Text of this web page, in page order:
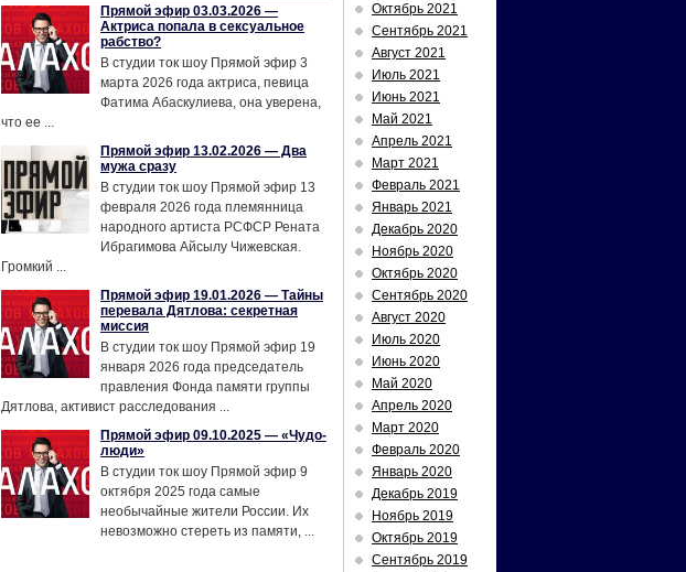
Прямой эфир 03.03.2026 —
Актриса попала в сексуальное
рабство?
В студии ток шоу Прямой эфир 3
марта 2026 года актриса, певица
Фатима Абаскулиева, она уверена,
что ее ...
Прямой эфир 13.02.2026 — Два
мужа сразу
В студии ток шоу Прямой эфир 13
февраля 2026 года племянница
народного артиста РСФСР Рената
Ибрагимова Айсылу Чижевская.
Громкий ...
Прямой эфир 19.01.2026 — Тайны
перевала Дятлова: секретная
миссия
В студии ток шоу Прямой эфир 19
января 2026 года председатель
правления Фонда памяти группы
Дятлова, активист расследования ...
Прямой эфир 09.10.2025 — «Чудо-
люди»
В студии ток шоу Прямой эфир 9
октября 2025 года самые
необычайные жители России. Их
невозможно стереть из памяти, ...
Октябрь 2021
Сентябрь 2021
Август 2021
Июль 2021
Июнь 2021
Май 2021
Апрель 2021
Март 2021
Февраль 2021
Январь 2021
Декабрь 2020
Ноябрь 2020
Октябрь 2020
Сентябрь 2020
Август 2020
Июль 2020
Июнь 2020
Май 2020
Апрель 2020
Март 2020
Февраль 2020
Январь 2020
Декабрь 2019
Ноябрь 2019
Октябрь 2019
Сентябрь 2019